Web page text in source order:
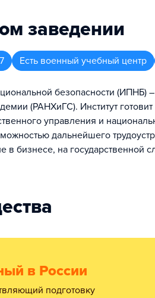
заведении
Есть военный учебный центр
безопасности
(РАНХиГС). Институт
управления и
дальнейшего
в бизнесе, на государственной
в России